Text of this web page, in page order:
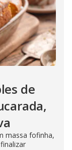
de
massa fofinha,